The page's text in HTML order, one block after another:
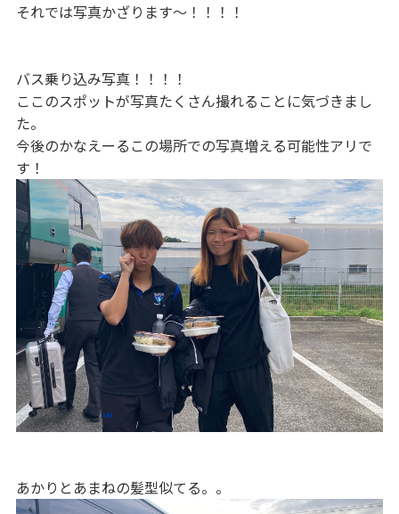
それでは写真かざります〜！！！！
バス乗り込み写真！！！！
ここのスポットが写真たくさん撮れることに気づきまし
た。
今後のかなえーるこの場所での写真増える可能性アリで
す！
あかりとあまねの髪型似てる。。